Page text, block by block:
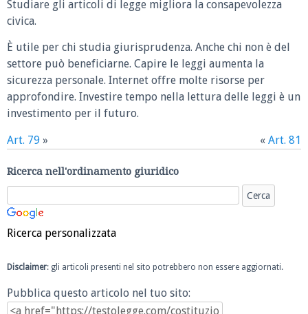
Studiare gli articoli di legge migliora la consapevolezza
civica.
È utile per chi studia giurisprudenza. Anche chi non è del
settore può beneficiarne. Capire le leggi aumenta la
sicurezza personale. Internet offre molte risorse per
approfondire. Investire tempo nella lettura delle leggi è un
investimento per il futuro.
Art. 79 » « Art. 81
Ricerca nell'ordinamento giuridico
Ricerca personalizzata
Disclaimer: gli articoli presenti nel sito potrebbero non essere aggiornati.
Pubblica questo articolo nel tuo sito: